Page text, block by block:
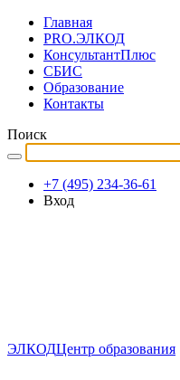
Главная
PRO.ЭЛКОД
КонсультантПлюс
СБИС
Образование
Контакты
Поиск
+7 (495) 234-36-61
Вход
ЭЛКОДЦентр образования